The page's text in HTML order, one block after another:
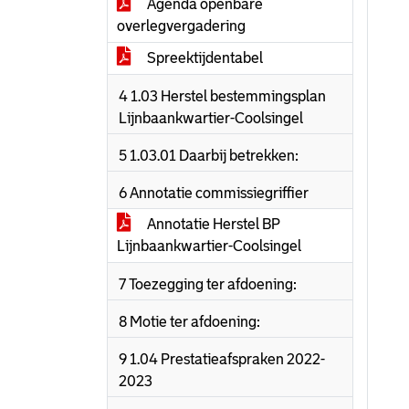
Agenda openbare
overlegvergadering
Spreektijdentabel
4 1.03 Herstel bestemmingsplan
Lijnbaankwartier-Coolsingel
5 1.03.01 Daarbij betrekken:
6 Annotatie commissiegriffier
Annotatie Herstel BP
Lijnbaankwartier-Coolsingel
7 Toezegging ter afdoening:
8 Motie ter afdoening:
9 1.04 Prestatieafspraken 2022-
2023